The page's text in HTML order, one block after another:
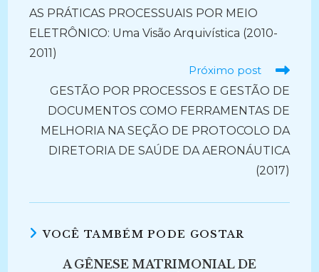
artigos
AS PRÁTICAS PROCESSUAIS POR MEIO
ELETRÔNICO: Uma Visão Arquivística (2010-
2011)
Próximo post
GESTÃO POR PROCESSOS E GESTÃO DE
DOCUMENTOS COMO FERRAMENTAS DE
MELHORIA NA SEÇÃO DE PROTOCOLO DA
DIRETORIA DE SAÚDE DA AERONÁUTICA
(2017)
VOCÊ TAMBÉM PODE GOSTAR
A GÊNESE MATRIMONIAL DE